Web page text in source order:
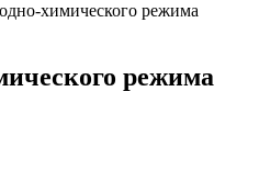
химического режима
режима